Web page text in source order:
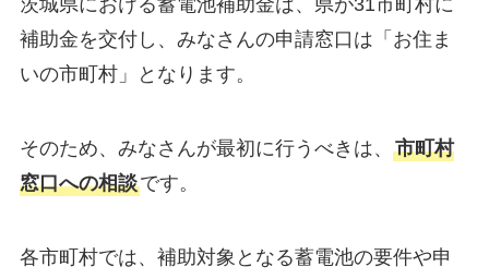
補助金を交付し、みなさんの申請窓口は「お住ま
いの市町村」となります。
そのため、みなさんが最初に行うべきは、 市町村
窓口への相談です。
各市町村では、補助対象となる蓄電池の要件や申